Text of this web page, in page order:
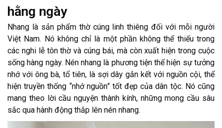
hằng ngày
Nhang là sản phẩm thờ cúng linh thiêng đối với mỗi người
Việt Nam. Nó không chỉ là một phần không thể thiếu trong
các nghi lễ tôn thờ và cúng bái, mà còn xuất hiện trong cuộc
sống hàng ngày. Nén nhang là phương tiện thể hiện sự tưởng
nhớ với ông bà, tổ tiên, là sợi dây gắn kết với nguồn cội, thể
hiện truyền thống “nhớ nguồn” tốt đẹp của dân tộc. Nó cũng
mang theo lời cầu nguyện thành kính, những mong cầu sâu
sắc qua hành động thắp lên nén nhang.